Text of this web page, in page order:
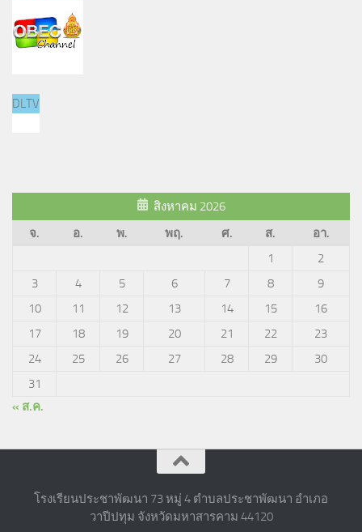
DLTV
สิงหาคม 2026
จ.
อ. พ. พฤ. ศ. ส.
อา.
1
2
3
4 5 6 7 8
9
10
11 12 13 14 15
16
17
18 19 20 21 22
23
24
25 26 27 28 29
30
31
« ส.ค.
โรงเรียนประชาพัฒนา 73 หมู่ 4 ตำบลประชาพัฒนา อำเภอ
วาปีปทุม จังหวัดมหาสารคาม 44120